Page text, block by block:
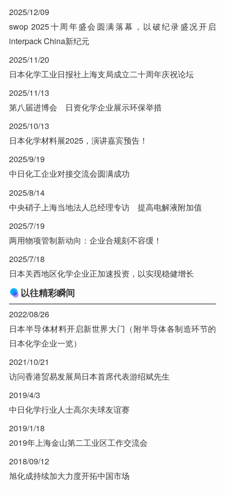
2025/12/09
swop 2025十周年盛会圆满落幕，以破纪录盛况开启
interpack China新纪元
2025/11/20
日本化学工业日报社上海支局成立二十周年庆祝论坛
2025/11/13
第八届进博会 日资化学企业展示环保举措
2025/10/13
日本化学材料展2025，演讲嘉宾预告！
2025/9/19
中日化工企业对接交流会圆满成功
2025/8/14
中央硝子上海当地法人总经理专访 提高电解液附加值
2025/7/19
两用物项管制新动向：企业合规刻不容缓！
2025/7/18
日本关西地区化学企业正加速投资，以实现稳健增长
以往精彩瞬间
2022/08/26
日本半导体材料开启新世界大门（附半导体各制造环节的
日本化学企业一览）
2021/10/21
访问香港贸易发展局日本首席代表游绍斌先生
2019/4/3
中日化学行业人士高尔夫球友谊赛
2019/1/18
2019年上海金山第二工业区工作交流会
2018/09/12
旭化成持续加大力度开拓中国市场